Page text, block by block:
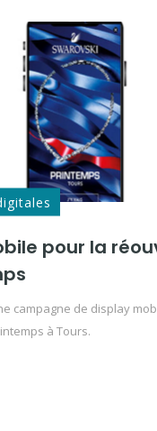
pour la
campagne de display
à Tours.